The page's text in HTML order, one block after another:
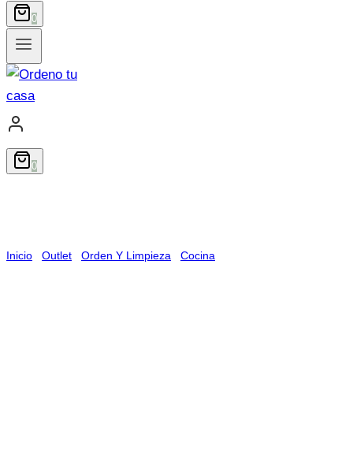
0
0
Inicio Outlet Orden Y Limpieza Cocina